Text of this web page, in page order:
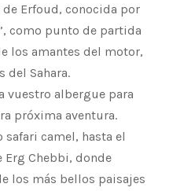
Erfoud, conocida por
como punto de partida
los amantes del motor,
del Sahara.
vuestro albergue para
próxima aventura.
camel, hasta el
Chebbi, donde
los más bellos paisajes